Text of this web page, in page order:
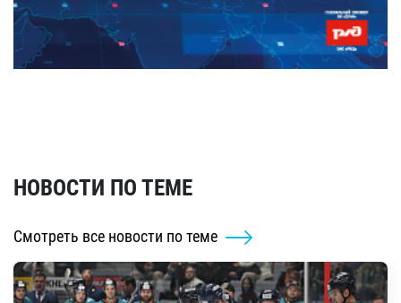
НОВОСТИ ПО ТЕМЕ
Смотреть все новости по теме